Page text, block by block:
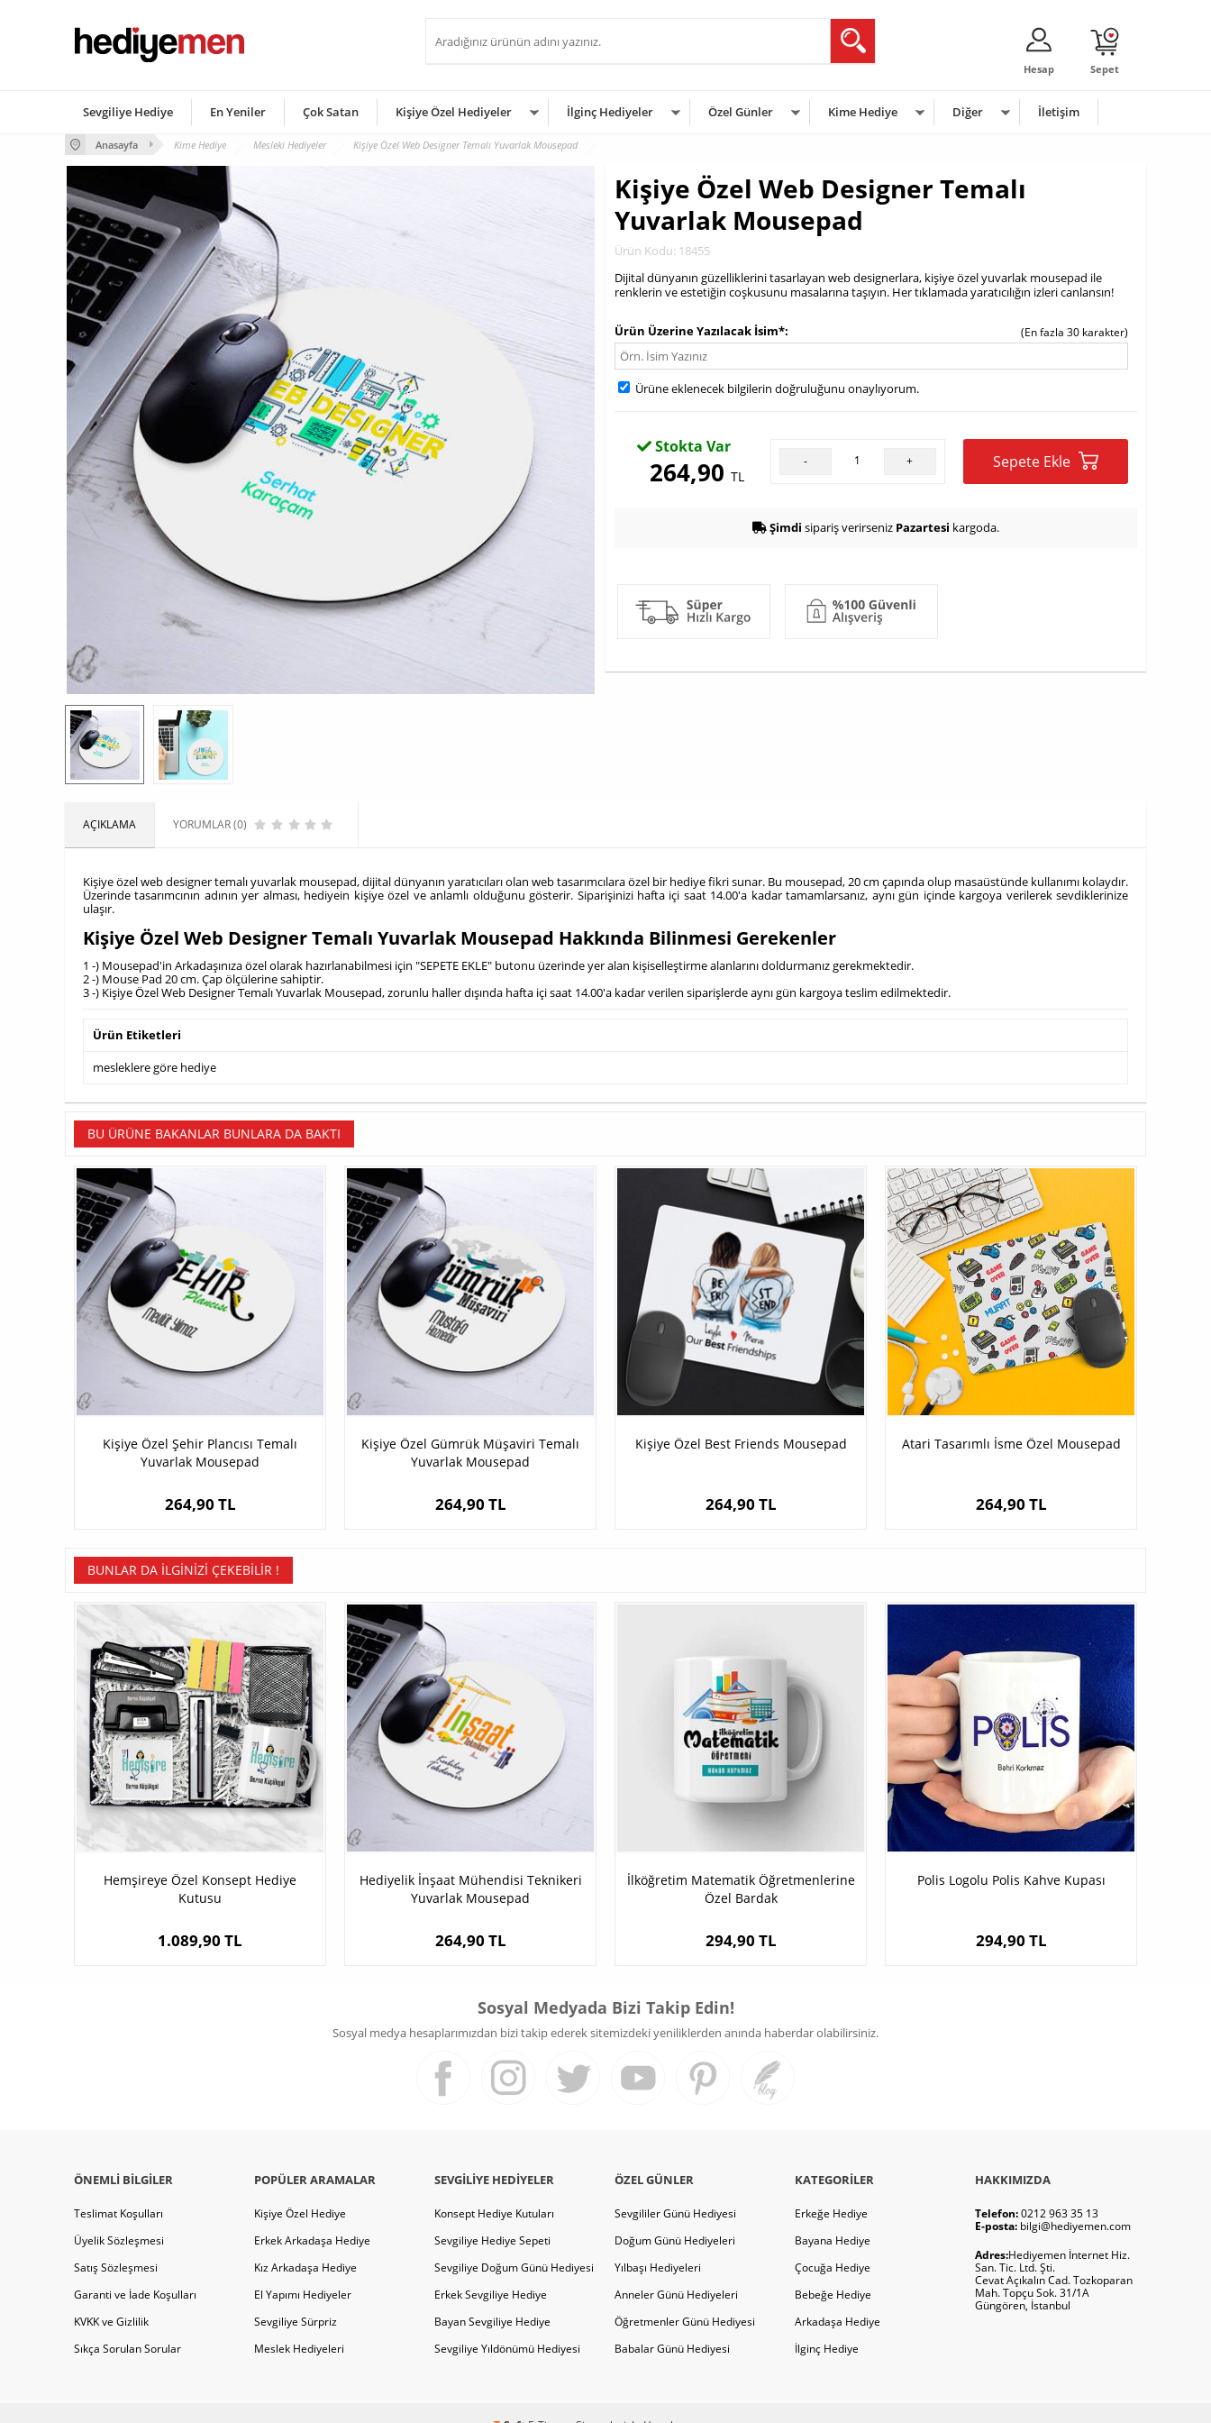
Sepet
Hesap
Sevgiliye Hediye En Yeniler Çok Satan Kişiye Özel Hediyeler İlginç Hediyeler Özel Günler Kime Hediye Diğer İletişim
Anasayfa Kime Hediye Mesleki Hediyeler Kişiye Özel Web Designer Temalı Yuvarlak Mousepad
Kişiye Özel Web Designer Temalı
Yuvarlak Mousepad
Ürün Kodu: 18455
Dijital dünyanın güzelliklerini tasarlayan web designerlara, kişiye özel yuvarlak mousepad ile
renklerin ve estetiğin coşkusunu masalarına taşıyın. Her tıklamada yaratıcılığın izleri canlansın!
Ürün Üzerine Yazılacak İsim*
(En fazla 30 karakter)
Ürüne eklenecek bilgilerin doğruluğunu onaylıyorum.
Stokta Var
264,90TL
- + Sepete Ekle
Şimdi sipariş verirseniz Pazartesi kargoda.
AÇIKLAMA YORUMLAR (0)
Kişiye özel web designer temalı yuvarlak mousepad, dijital dünyanın yaratıcıları olan web tasarımcılara özel bir hediye fikri sunar. Bu mousepad, 20 cm çapında olup masaüstünde kullanımı kolaydır.
Üzerinde tasarımcının adının yer alması, hediyein kişiye özel ve anlamlı olduğunu gösterir. Siparişinizi hafta içi saat 14.00'a kadar tamamlarsanız, aynı gün içinde kargoya verilerek sevdiklerinize
ulaşır.
Kişiye Özel Web Designer Temalı Yuvarlak Mousepad Hakkında Bilinmesi Gerekenler
1 -) Mousepad'in Arkadaşınıza özel olarak hazırlanabilmesi için "SEPETE EKLE" butonu üzerinde yer alan kişiselleştirme alanlarını doldurmanız gerekmektedir.
2 -) Mouse Pad 20 cm. Çap ölçülerine sahiptir.
3 -) Kişiye Özel Web Designer Temalı Yuvarlak Mousepad, zorunlu haller dışında hafta içi saat 14.00'a kadar verilen siparişlerde aynı gün kargoya teslim edilmektedir.
Ürün Etiketleri
mesleklere göre hediye
BU ÜRÜNE BAKANLAR BUNLARA DA BAKTI
Kişiye Özel Şehir Plancısı Temalı
Yuvarlak Mousepad
264,90 TL
Kişiye Özel Gümrük Müşaviri Temalı
Yuvarlak Mousepad
264,90 TL
Kişiye Özel Best Friends Mousepad
264,90 TL
Atari Tasarımlı İsme Özel Mousepad
264,90 TL
BUNLAR DA İLGINIZI ÇEKEBILIR !
Hemşireye Özel Konsept Hediye
Kutusu
1.089,90 TL
Hediyelik İnşaat Mühendisi Teknikeri
Yuvarlak Mousepad
264,90 TL
İlköğretim Matematik Öğretmenlerine
Özel Bardak
294,90 TL
Polis Logolu Polis Kahve Kupası
294,90 TL
Sosyal Medyada Bizi Takip Edin!
Sosyal medya hesaplarımızdan bizi takip ederek sitemizdeki yeniliklerden anında haberdar olabilirsiniz.
ÖNEMLI BILGILER
Teslimat Koşulları
Üyelik Sözleşmesi
Satış Sözleşmesi
Garanti ve İade Koşulları
KVKK ve Gizlilik
Sıkça Sorulan Sorular
POPÜLER ARAMALAR
Kişiye Özel Hediye
Erkek Arkadaşa Hediye
Kız Arkadaşa Hediye
El Yapımı Hediyeler
Sevgiliye Sürpriz
Meslek Hediyeleri
SEVGILIYE HEDIYELER
Konsept Hediye Kutuları
Sevgiliye Hediye Sepeti
Sevgiliye Doğum Günü Hediyesi
Erkek Sevgiliye Hediye
Bayan Sevgiliye Hediye
Sevgiliye Yıldönümü Hediyesi
ÖZEL GÜNLER
Sevgililer Günü Hediyesi
Doğum Günü Hediyeleri
Yılbaşı Hediyeleri
Anneler Günü Hediyeleri
Öğretmenler Günü Hediyesi
Babalar Günü Hediyesi
KATEGORILER
Erkeğe Hediye
Bayana Hediye
Çocuğa Hediye
Bebeğe Hediye
Arkadaşa Hediye
İlginç Hediye
HAKKIMIZDA
Telefon:0212 963 35 13
E-posta: bilgi@hediyemen.com
Adres:Hediyemen İnternet Hiz.
San. Tic. Ltd. Şti.
Cevat Açıkalın Cad. Tozkoparan
Mah. Topçu Sok. 31/1A
Güngören, İstanbul